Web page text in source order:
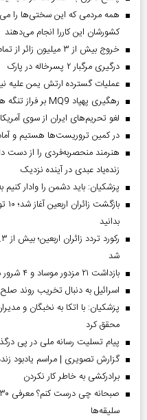
همه مردمی که این سختی‌ها را
کشورشان این کاررا انجام می‌دهند
خروج بیش از ۳ میلیون زائر از تمام مرز‌های کشور
درگیری مرگبار ۲ پسرخاله در پارک
عملیات گسترده ارتش یمن علیه
رهگیری پهپاد MQ9 بر فراز تنگه هرمز
لغو تحریم‌های ایران از سوی
در کمین تروریست‌ها هستیم و
زنده‌یاد عبدی در آینده نزدیک
پزشکیان: باید دشمن را وادار کنیم
بدانید
شد
بازداشت ۲۱ مزدور موساد و ۴ شرور مسلح در استان کرمان
اسرائیل به دنبال تخریب روند
پزشکیان: با اتکا به نخبگان و
محقق کرد
پیام تسلیت رسانه ملی در پی
گزارش تصویری | مراسم یادبود
برادرکشی به خاطر کار نکردن
سلیقه‌ها